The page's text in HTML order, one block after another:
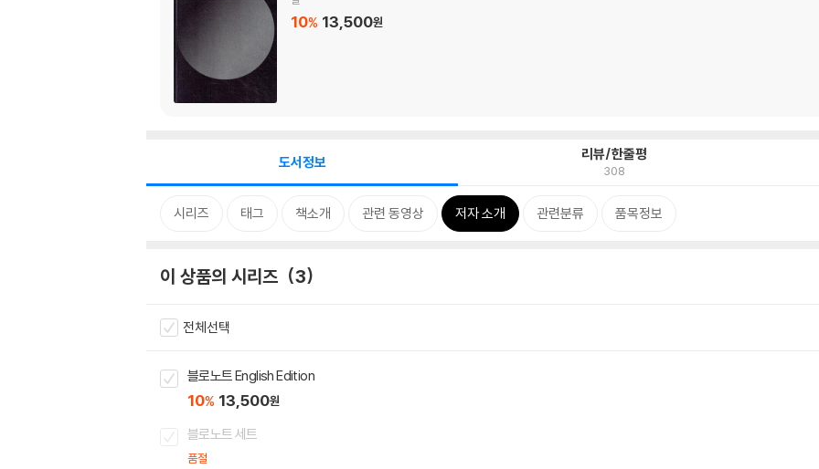
10% 13,500원
도서정보 리뷰/한줄평
308
시리즈 태그 책소개 관련 동영상 저자 소개 관련분류 품목정보
이 상품의 시리즈 3
전체선택
블로노트 English Edition
10% 13,500원
블로노트 세트
품절